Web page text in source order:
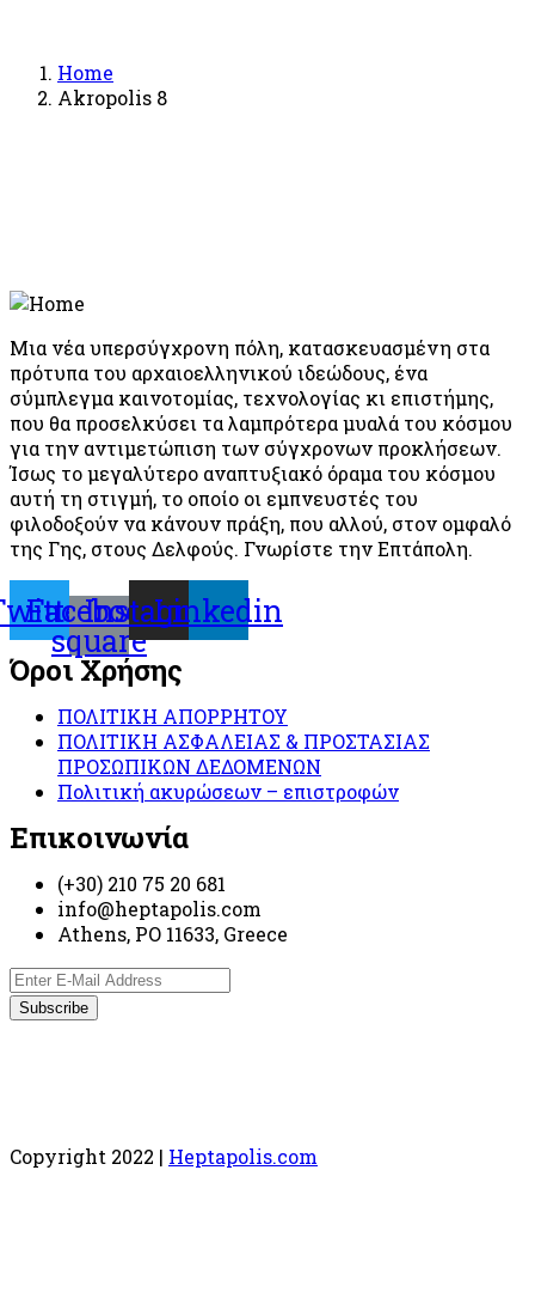
Home
Akropolis 8
Μια νέα υπερσύγχρονη πόλη, κατασκευασμένη στα
πρότυπα του αρχαιοελληνικού ιδεώδους, ένα
σύμπλεγμα καινοτομίας, τεχνολογίας κι επιστήμης,
που θα προσελκύσει τα λαμπρότερα μυαλά του κόσμου
για την αντιμετώπιση των σύγχρονων προκλήσεων.
Ίσως το μεγαλύτερο αναπτυξιακό όραμα του κόσμου
αυτή τη στιγμή, το οποίο οι εμπνευστές του
φιλοδοξούν να κάνουν πράξη, που αλλού, στον ομφαλό
της Γης, στους Δελφούς. Γνωρίστε την Επτάπολη.
Facebook-
square
Instagram
Linkedin
Όροι Χρήσης
ΠΟΛΙΤΙΚΗ ΑΠΟΡΡΗΤΟΥ
ΠΟΛΙΤΙΚΗ ΑΣΦΑΛΕΙΑΣ & ΠΡΟΣΤΑΣΙΑΣ
ΠΡΟΣΩΠΙΚΩΝ ΔΕΔΟΜΕΝΩΝ
Πολιτική ακυρώσεων – επιστροφών
Επικοινωνία
(+30) 210 75 20 681
info@heptapolis.com
Athens, PO 11633, Greece
Copyright 2022 | Heptapolis.com